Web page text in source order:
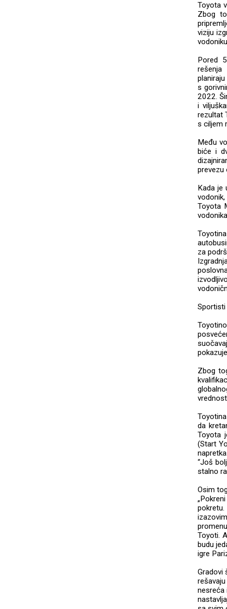
Toyota
Zbog
viziju
Pored
rešenja
s
2022.
i
rezultat
s ciljem
Među
biće i
prevezu
Kada je
Toyota
za
Zbog
da
Toyota
(Start
“Još
stalno
Osim
Toyoti.
budu
igre
Gradovi
nesreća